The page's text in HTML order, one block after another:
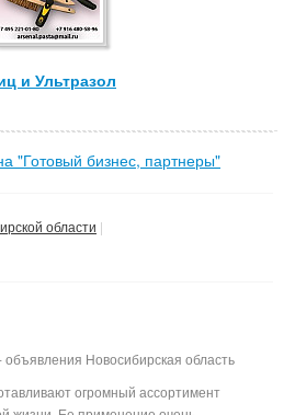
и Ультразол
"Готовый бизнес, партнеры"
области
Новосибирская область
огромный ассортимент